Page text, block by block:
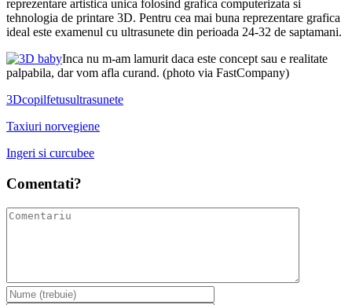
reprezentare artistica unica folosind grafica computerizata si
tehnologia de printare 3D. Pentru cea mai buna reprezentare grafica
ideal este examenul cu ultrasunete din perioada 24-32 de saptamani.
Inca nu m-am lamurit daca este concept sau e realitate
palpabila, dar vom afla curand. (photo via FastCompany)
3Dcopilfetusultrasunete
Taxiuri norvegiene
Ingeri si curcubee
Comentati?